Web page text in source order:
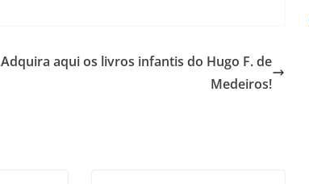
Adquira aqui os livros infantis do Hugo F. de
Medeiros!